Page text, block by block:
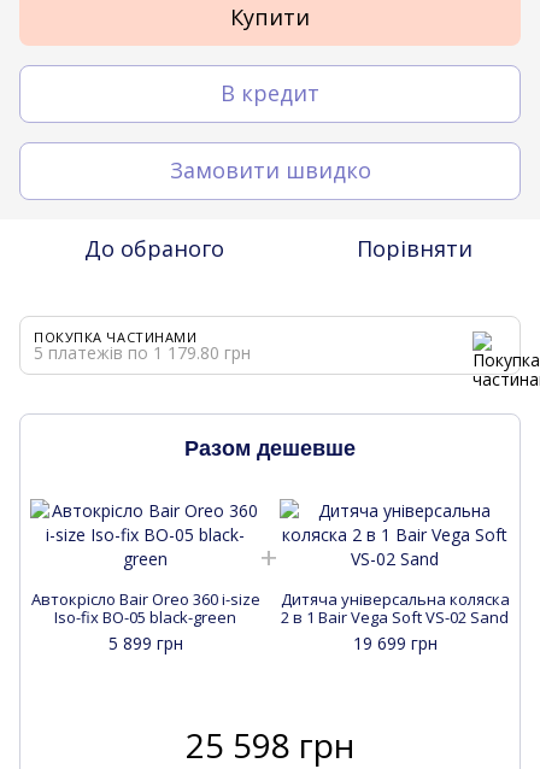
Купити
В кредит
Замовити швидко
До обраного Порівняти
ПОКУПКА ЧАСТИНАМИ
5 платежів по 1 179.80 грн
Разом дешевше
Автокрісло Bair Oreo 360 i-size
Iso-fix BO-05 black-green
5 899 грн
Дитяча універсальна коляска
2 в 1 Bair Vega Soft VS-02 Sand
19 699 грн
25 598 грн